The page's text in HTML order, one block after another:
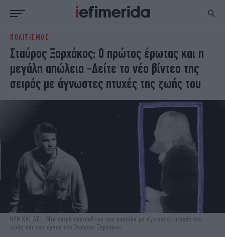
ΕΙΔΗΣΕΙΣ
NON PAPER
ΕΛΛΑΔΑ
ΟΙΚΟΝΟΜΙΑ
ΚΟΣΜΟΣ
ΠΟΛΙΤΙΣΜΟΣ
ΠΑΝΕΛΛΗΝΙΕΣ
ΖΩΗ
ΣΠΟΡ
ENGLISH EDITION
STORIES
ΕΚΛΟΓΕΣ
TRAVEL
ΤΕΧΝΟΛΟΓΙΑ
ΥΓΕΙΑ
DESIGN
ΟΛΥΜΠΙΑΚΟΙ ΑΓΩΝΕΣ
EURO
GREEN
PODCAST
iAUTOKINITO
iOPINIONS
iGASTRONOMIE
iBOOKS
ΠΟΛΙΤΙΣΜΟΣ
Σταύρος Ξαρχάκος: Ο πρώτος έρωτας και η
μεγάλη απώλεια -Δείτε το νέο βίντεο της
σειράς με άγνωστες πτυχές της ζωής του
ΝΥΝ ΚΑΙ ΑΕΙ: Μια σειρά επεισοδίων στο youtube με άγνωστες πτυχές της
ζωής και του έργου του Σταύρου Ξαρχάκου